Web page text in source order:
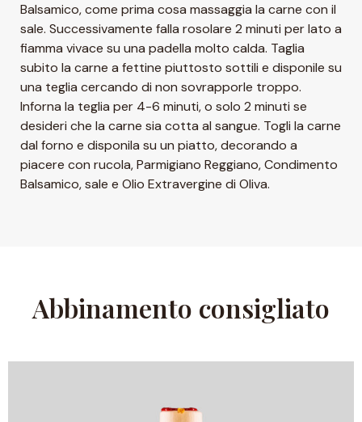
Balsamico, come prima cosa massaggia la carne con il
sale. Successivamente falla rosolare 2 minuti per lato a
fiamma vivace su una padella molto calda. Taglia
subito la carne a fettine piuttosto sottili e disponile su
una teglia cercando di non sovrapporle troppo.
Inforna la teglia per 4-6 minuti, o solo 2 minuti se
desideri che la carne sia cotta al sangue. Togli la carne
dal forno e disponila su un piatto, decorando a
piacere con rucola, Parmigiano Reggiano, Condimento
Balsamico, sale e Olio Extravergine di Oliva.
Abbinamento consigliato